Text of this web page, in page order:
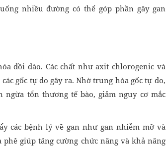
nhiều đường có thể góp phần gây gan
dồi dào. Các chất như axit chlorogenic và
gốc tự do gây ra. Nhờ trung hòa gốc tự do,
ngừa tổn thương tế bào, giảm nguy cơ mắc
các bệnh lý về gan như gan nhiễm mỡ và
giúp tăng cường chức năng và khả năng